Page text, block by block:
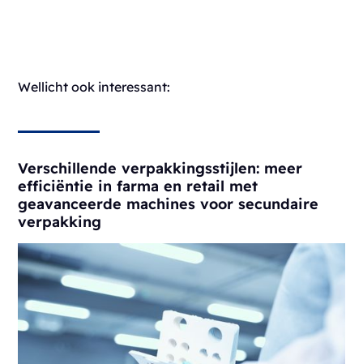
Wellicht ook interessant:
Verschillende verpakkingsstijlen: meer
efficiëntie in farma en retail met
geavanceerde machines voor secundaire
verpakking